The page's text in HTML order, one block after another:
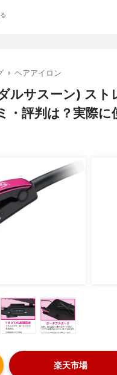
ヘアアイロン
ルサスーン) ス
・評判は？実際
楽天市場